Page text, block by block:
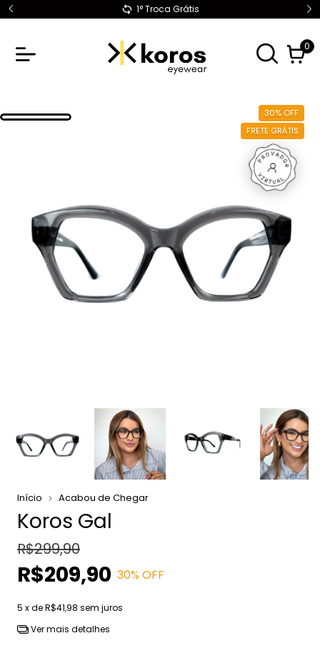
1° Troca Grátis
0
30% OFF
FRETE GRÁTIS
Início Acabou de Chegar
Koros Gal
R$299,90
R$209,90 30% OFF
5 x deR$41,98 sem juros
Ver mais detalhes